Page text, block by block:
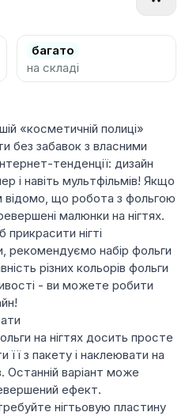
багато
на складі
«косметичній полиці»
без забавок з власними
тенденції: дизайн
і навіть мультфільмів! Якщо
що робота з фольгою
малюнки на нігтях.
нігті
рекомендуємо набір фольги
різних кольорів фольги
- ви можете робити
на нігтях досить просте
її з пакету і наклеювати на
Останній варіант може
ефект.
нігтьовую пластину